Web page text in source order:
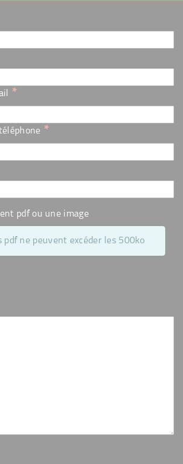
*
*
pdf ou une image
pdf ne peuvent excéder les 500ko